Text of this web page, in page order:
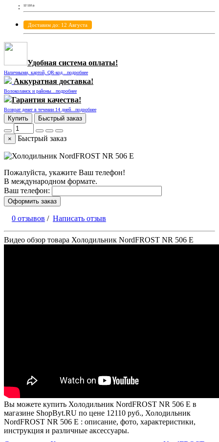
12 110 р.
Доставим до: 12 Августа
Удобная система оплаты!
Наличными, картой, QR-код...подробнее
Аккуратная доставка!
Волоколамск и районы...подробнее
Гарантия качества!
Возврат денег в течении 14 дней...подробнее
Купить Быстрый заказ
× Быстрый заказ
Пожалуйста, укажите Ваш телефон!
В международном формате.
Ваш телефон:
Оформить заказ
0 отзывов / Написать отзыв
Видео обзор товара Холодильник NordFROST NR 506 E
Вы можете купить Холодильник NordFROST NR 506 E в
магазине ShopByt.RU по цене 12110 руб., Холодильник
NordFROST NR 506 E : описание, фото, характеристики,
инструкция и различные аксессуары.